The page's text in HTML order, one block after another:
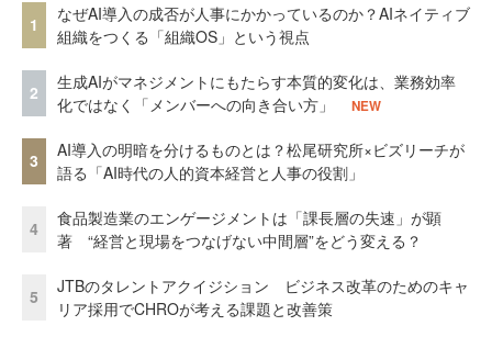
1
なぜAI導入の成否が人事にかかっているのか？AIネイティブ
組織をつくる「組織OS」という視点
2
生成AIがマネジメントにもたらす本質的変化は、業務効率
化ではなく「メンバーへの向き合い方」
NEW
3
AI導入の明暗を分けるものとは？松尾研究所×ビズリーチが
語る「AI時代の人的資本経営と人事の役割」
4
食品製造業のエンゲージメントは「課長層の失速」が顕
著 “経営と現場をつなげない中間層”をどう変える？
5
JTBのタレントアクイジション ビジネス改革のためのキャ
リア採用でCHROが考える課題と改善策